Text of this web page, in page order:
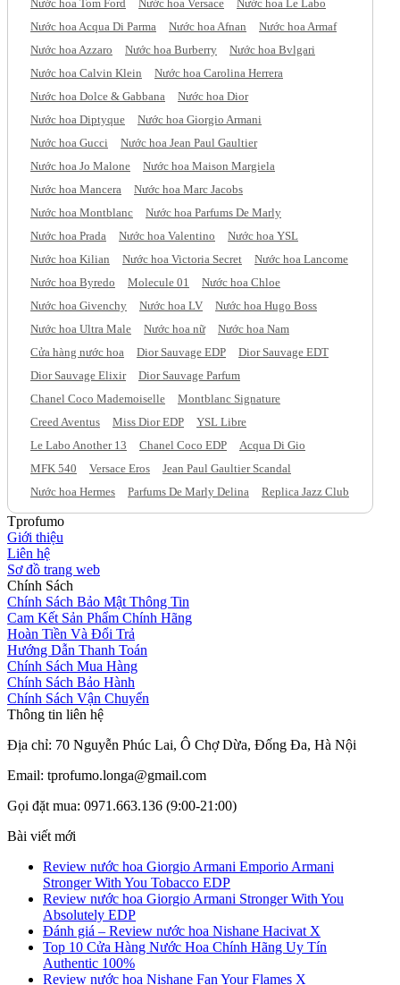
Nước hoa Tom Ford
Nước hoa Versace
Nước hoa Le Labo
Nước hoa Acqua Di Parma
Nước hoa Afnan
Nước hoa Armaf
Nước hoa Azzaro
Nước hoa Burberry
Nước hoa Bvlgari
Nước hoa Calvin Klein
Nước hoa Carolina Herrera
Nước hoa Dolce & Gabbana
Nước hoa Dior
Nước hoa Diptyque
Nước hoa Giorgio Armani
Nước hoa Gucci
Nước hoa Jean Paul Gaultier
Nước hoa Jo Malone
Nước hoa Maison Margiela
Nước hoa Mancera
Nước hoa Marc Jacobs
Nước hoa Montblanc
Nước hoa Parfums De Marly
Nước hoa Prada
Nước hoa Valentino
Nước hoa YSL
Nước hoa Kilian
Nước hoa Victoria Secret
Nước hoa Lancome
Nước hoa Byredo
Molecule 01
Nước hoa Chloe
Nước hoa Givenchy
Nước hoa LV
Nước hoa Hugo Boss
Nước hoa Ultra Male
Nước hoa nữ
Nước hoa Nam
Cửa hàng nước hoa
Dior Sauvage EDP
Dior Sauvage EDT
Dior Sauvage Elixir
Dior Sauvage Parfum
Chanel Coco Mademoiselle
Montblanc Signature
Creed Aventus
Miss Dior EDP
YSL Libre
Le Labo Another 13
Chanel Coco EDP
Acqua Di Gio
MFK 540
Versace Eros
Jean Paul Gaultier Scandal
Nước hoa Hermes
Parfums De Marly Delina Replica Jazz Club
Tprofumo
Giới thiệu
Liên hệ
Sơ đồ trang web
Chính Sách
Chính Sách Bảo Mật Thông Tin
Cam Kết Sản Phẩm Chính Hãng
Hoàn Tiền Và Đổi Trả
Hướng Dẫn Thanh Toán
Chính Sách Mua Hàng
Chính Sách Bảo Hành
Chính Sách Vận Chuyển
Thông tin liên hệ
Địa chỉ: 70 Nguyễn Phúc Lai, Ô Chợ Dừa, Đống Đa, Hà Nội
Email: tprofumo.longa@gmail.com
Gọi đặt mua: 0971.663.136 (9:00-21:00)
Bài viết mới
Review nước hoa Giorgio Armani Emporio Armani
Stronger With You Tobacco EDP
Review nước hoa Giorgio Armani Stronger With You
Absolutely EDP
Đánh giá – Review nước hoa Nishane Hacivat X
Top 10 Cửa Hàng Nước Hoa Chính Hãng Uy Tín
Authentic 100%
Review nước hoa Nishane Fan Your Flames X